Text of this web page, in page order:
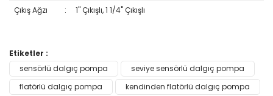
Çıkış Ağzı : 1'' Çıkışlı, 1 1/4'' Çıkışlı
Bu ürüne ilk yorumu siz yapın!
Bu ürünün fiyat bilgisi, resim, ürün açıklamalarında ve diğer
konularda yetersiz gördüğünüz noktaları öneri formunu
kullanarak tarafımıza iletebilirsiniz.
Görüş ve önerileriniz için teşekkür ederiz.
Etiketler :
sensörlü dalgıç pompa
seviye sensörlü dalgıç pompa
flatörlü dalgıç pompa
kendinden flatörlü dalgıç pompa